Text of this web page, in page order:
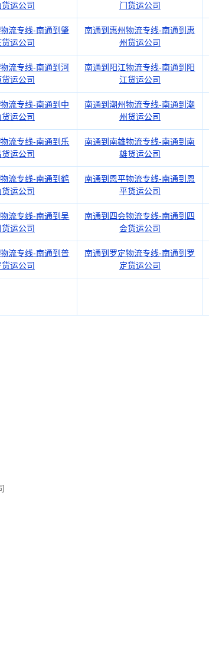
货运公司
门货运公司
流专线-南通到肇
货运公司
南通到惠州物流专线-南通到惠
州货运公司
流专线-南通到河
货运公司
南通到阳江物流专线-南通到阳
江货运公司
流专线-南通到中
货运公司
南通到潮州物流专线-南通到潮
州货运公司
流专线-南通到乐
货运公司
南通到南雄物流专线-南通到南
雄货运公司
流专线-南通到鹤
货运公司
南通到恩平物流专线-南通到恩
平货运公司
流专线-南通到吴
货运公司
南通到四会物流专线-南通到四
会货运公司
流专线-南通到普
货运公司
南通到罗定物流专线-南通到罗
定货运公司